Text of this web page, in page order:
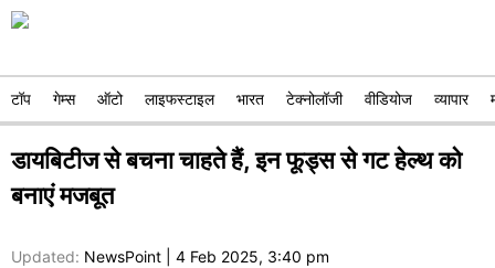
टॉप गेम्स ऑटो लाइफस्टाइल भारत टेक्नोलॉजी वीडियोज व्यापार
डायबिटीज से बचना चाहते हैं, इन फूड्स से गट हेल्थ को
बनाएं मजबूत
Updated: NewsPoint 4 Feb 2025, 3:40 pm